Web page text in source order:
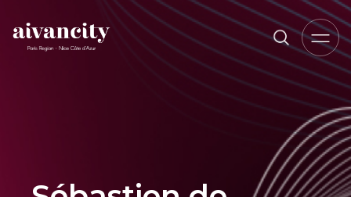
Aller au contenu principal
Fil d'Ariane